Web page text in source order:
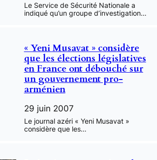
Le Service de Sécurité Nationale a
indiqué qu’un groupe d’investigation…
« Yeni Musavat » considère
que les élections législatives
en France ont débouché sur
un gouvernement pro-
arménien
29 juin 2007
Le journal azéri « Yeni Musavat »
considère que les…